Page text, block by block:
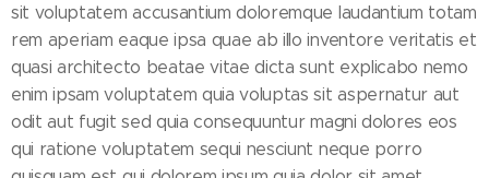
sit voluptatem accusantium doloremque laudantium totam
rem aperiam eaque ipsa quae ab illo inventore veritatis et
quasi architecto beatae vitae dicta sunt explicabo nemo
enim ipsam voluptatem quia voluptas sit aspernatur aut
odit aut fugit sed quia consequuntur magni dolores eos
qui ratione voluptatem sequi nesciunt neque porro